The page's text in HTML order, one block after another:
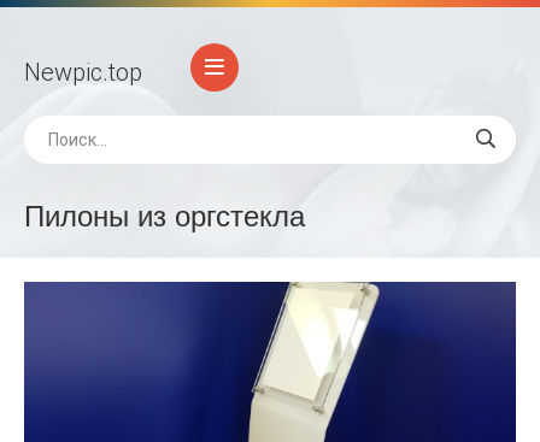
Newpic.top
Пилоны из оргстекла